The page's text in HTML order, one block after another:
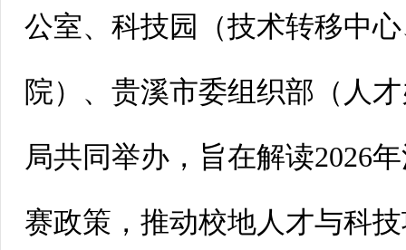
公室、科技园（技术转移中
院）、贵溪市委组织部（人
局共同举办，旨在解读2026
赛政策，推动校地人才与科